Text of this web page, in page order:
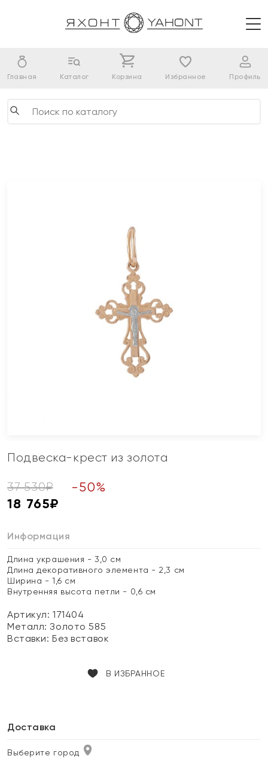
Главная Каталог Корзина Избранное Профиль
Подвеска-крест из золота
37 530₽ -50%
18 765₽
Информация
Длина украшения - 3,0 см
Длина декоративного элемента - 2,3 см
Ширина - 1,6 см
Внутренняя высота петли - 0,6 см
Артикул: 171404
Металл:Золото 585
Вставки:Без вставок
В ИЗБРАННОЕ
Доставка
Выберите город